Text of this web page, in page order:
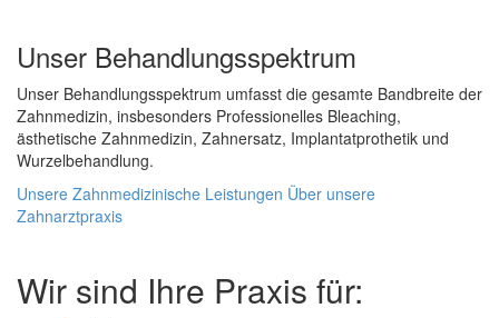
Unser Behandlungsspektrum
Unser Behandlungsspektrum umfasst die gesamte Bandbreite der
Zahnmedizin, insbesonders Professionelles Bleaching,
ästhetische Zahnmedizin, Zahnersatz, Implantatprothetik und
Wurzelbehandlung.
Unsere Zahnmedizinische Leistungen Über unsere
Zahnarztpraxis
Wir sind Ihre Praxis für: